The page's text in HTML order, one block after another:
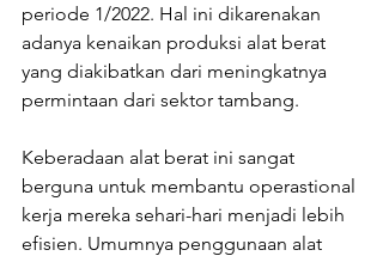
periode 1/2022. Hal ini dikarenakan
adanya kenaikan produksi alat berat
yang diakibatkan dari meningkatnya
permintaan dari sektor tambang.
Keberadaan alat berat ini sangat
berguna untuk membantu operastional
kerja mereka sehari-hari menjadi lebih
efisien. Umumnya penggunaan alat